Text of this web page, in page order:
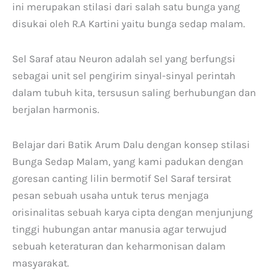
ini merupakan stilasi dari salah satu bunga yang
disukai oleh R.A Kartini yaitu bunga sedap malam.
Sel Saraf atau Neuron adalah sel yang berfungsi
sebagai unit sel pengirim sinyal-sinyal perintah
dalam tubuh kita, tersusun saling berhubungan dan
berjalan harmonis.
Belajar dari Batik Arum Dalu dengan konsep stilasi
Bunga Sedap Malam, yang kami padukan dengan
goresan canting lilin bermotif Sel Saraf tersirat
pesan sebuah usaha untuk terus menjaga
orisinalitas sebuah karya cipta dengan menjunjung
tinggi hubungan antar manusia agar terwujud
sebuah keteraturan dan keharmonisan dalam
masyarakat.